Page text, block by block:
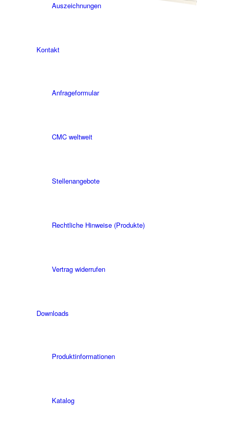
Auszeichnungen
Kontakt
Anfrageformular
CMC weltweit
Stellenangebote
Rechtliche Hinweise (Produkte)
Vertrag widerrufen
Downloads
Produktinformationen
Katalog